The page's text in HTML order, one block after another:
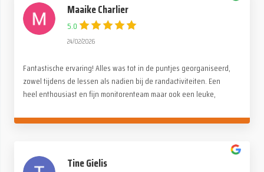
Maaike Charlier
5.0
24/02/2026
Fantastische ervaring! Alles was tot in de puntjes georganiseerd,
zowel tijdens de lessen als nadien bij de randactiviteiten. Een
heel enthousiast en fijn monitorenteam maar ook een leuke,
dankjewel voor deze onvergetelijke reis!
Tine Gielis